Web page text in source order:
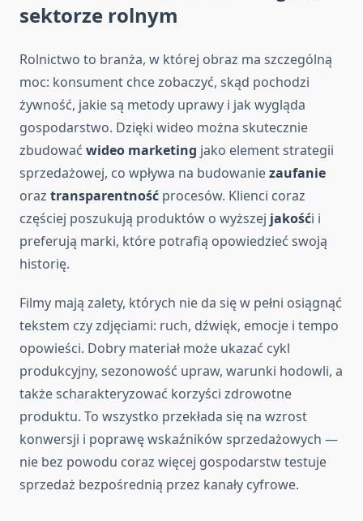
sektorze rolnym
Rolnictwo to branża, w której obraz ma szczególną
moc: konsument chce zobaczyć, skąd pochodzi
żywność, jakie są metody uprawy i jak wygląda
gospodarstwo. Dzięki wideo można skutecznie
zbudować wideo marketing jako element strategii
sprzedażowej, co wpływa na budowaniezaufanie
oraz transparentność procesów. Klienci coraz
częściej poszukują produktów o wyższej jakośći i
preferują marki, które potrafią opowiedzieć swoją
historię.
Filmy mają zalety, których nie da się w pełni osiągnąć
tekstem czy zdjęciami: ruch, dźwięk, emocje i tempo
opowieści. Dobry materiał może ukazać cykl
produkcyjny, sezonowość upraw, warunki hodowli, a
także scharakteryzować korzyści zdrowotne
produktu. To wszystko przekłada się na wzrost
konwersji i poprawę wskaźników sprzedażowych —
nie bez powodu coraz więcej gospodarstw testuje
sprzedaż bezpośrednią przez kanały cyfrowe.